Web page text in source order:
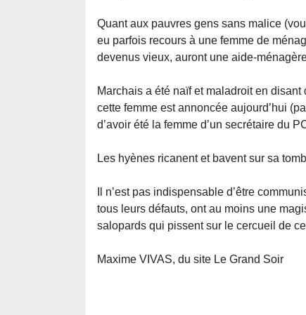
Quant aux pauvres gens sans malice
eu parfois recours à une femme de
devenus vieux, auront une aide-
Marchais a été naïf et maladroit en
cette femme est annoncée aujourd’hui
d’avoir été la femme d’un secrétaire du
Les hyènes ricanent et bavent sur sa
Il n’est pas indispensable d’être
tous leurs défauts, ont au moins une
salopards qui pissent sur le cercueil de
Maxime VIVAS, du site Le Grand Soir